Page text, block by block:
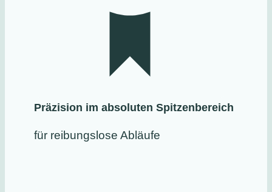
Präzision im absoluten Spitzenbereich
für reibungslose Abläufe